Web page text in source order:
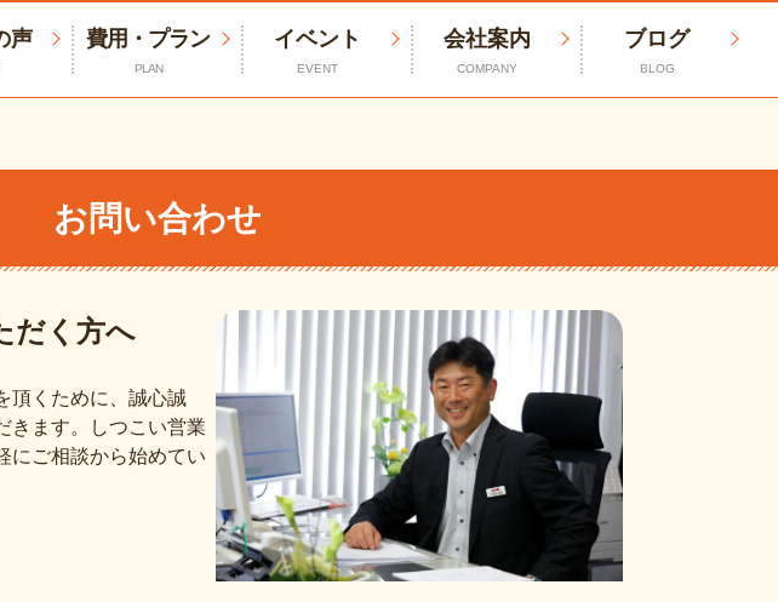
声 費用・プラン
PLAN
イベント
EVENT
会社案内
COMPANY
ブログ
BLOG
お問い合わせ
だく方へ
頂くために、誠心誠
きます。しつこい営業
にご相談から始めてい